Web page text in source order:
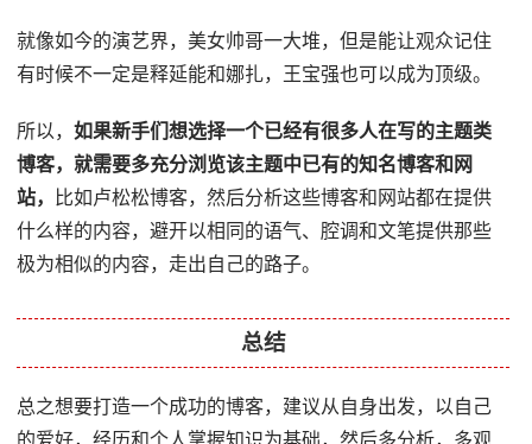
就像如今的演艺界，美女帅哥一大堆，但是能让观众记住
有时候不一定是释延能和娜扎，王宝强也可以成为顶级。
所以，如果新手们想选择一个已经有很多人在写的主题类
博客，就需要多充分浏览该主题中已有的知名博客和网
站，
比如卢松松博客，然后分析这些博客和网站都在提供
什么样的内容，避开以相同的语气、腔调和文笔提供那些
极为相似的内容，走出自己的路子。
总结
总之想要打造一个成功的博客，建议从自身出发，以自己
的爱好，经历和个人掌握知识为基础，然后多分析，多观